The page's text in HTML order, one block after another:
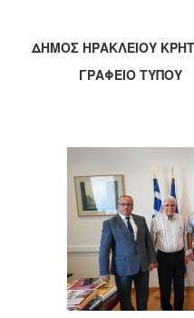
2018
2017
2013
2012
2011
2010
2006
ΔΗΜΟΣ ΗΡΑΚΛΕΙΟΥ
ΓΡΑΦΕΙΟ ΤΥΠΟΥ